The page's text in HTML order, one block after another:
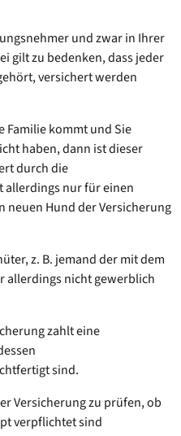
und zwar in Ihrer
gilt zu bedenken, dass jeder
versichert werden
Familie kommt und Sie
haben, dann ist dieser
durch die
allerdings nur für einen
neuen Hund der Versicherung
z. B. jemand der mit dem
allerdings nicht gewerblich
zahlt eine
sind.
Versicherung zu prüfen, ob
verpflichtet sind